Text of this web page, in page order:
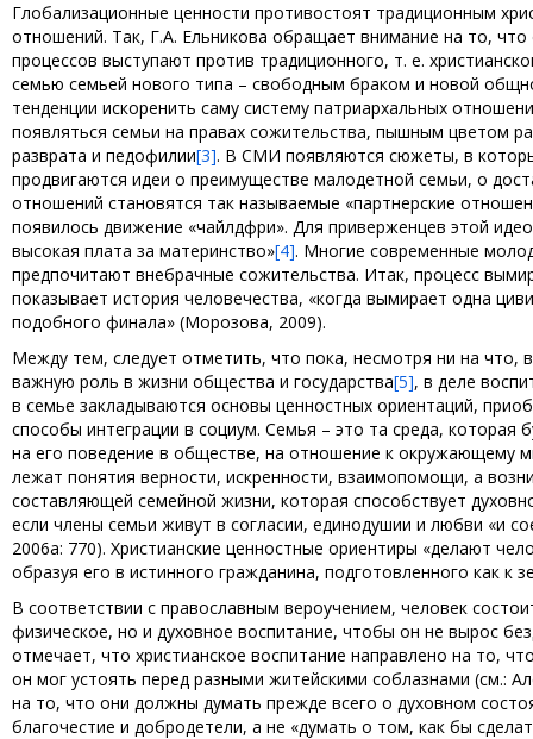
Глобализационные ценности противостоят традиционным
отношений. Так, Г.А. Ельникова обращает внимание на то,
процессов выступают против традиционного, т. е.
семью семьей нового типа – свободным браком и новой
тенденции искоренить саму систему патриархальных
появляться семьи на правах сожительства, пышным цветом
разврата и педофилии[3]. В СМИ появляются сюжеты, в
продвигаются идеи о преимуществе малодетной семьи, о
отношений становятся так называемые «партнерские
появилось движение «чайлдфри». Для приверженцев этой
высокая плата за материнство»[4]. Многие современные
предпочитают внебрачные сожительства. Итак, процесс
показывает история человечества, «когда вымирает одна
подобного финала» (Морозова, 2009).
Между тем, следует отметить, что пока, несмотря ни на что,
важную роль в жизни общества и государства[5], в деле
в семье закладываются основы ценностных ориентаций,
способы интеграции в социум. Семья – это та среда,
на его поведение в обществе, на отношение к окружающему
лежат понятия верности, искренности, взаимопомощи, а
составляющей семейной жизни, которая способствует
если члены семьи живут в согласии, единодушии и любви «и
2006a: 770). Христианские ценностные ориентиры «делают
образуя его в истинного гражданина, подготовленного как
В соответствии с православным вероучением, человек
физическое, но и духовное воспитание, чтобы он не вырос
отмечает, что христианское воспитание направлено на то,
он мог устоять перед разными житейскими соблазнами (см.:
на то, что они должны думать прежде всего о духовном
благочестие и добродетели, а не «думать о том, как бы